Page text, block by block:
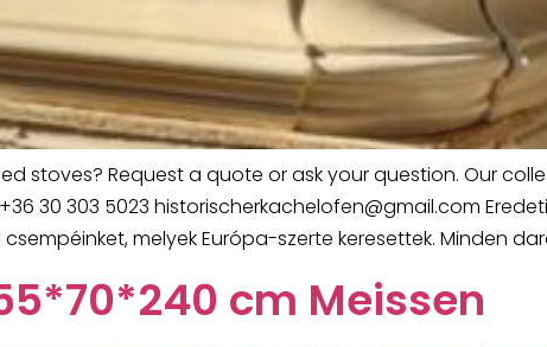
stoves? Request a quote or ask your question. Our
30 303 5023 historischerkachelofen@gmail.com
melyek Európa-szerte keresettek. Minden
cm Meissen